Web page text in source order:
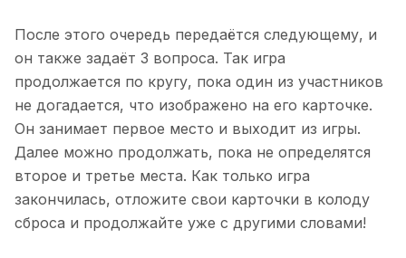
После этого очередь передаётся следующему, и
он также задаёт 3 вопроса. Так игра
продолжается по кругу, пока один из участников
не догадается, что изображено на его карточке.
Он занимает первое место и выходит из игры.
Далее можно продолжать, пока не определятся
второе и третье места. Как только игра
закончилась, отложите свои карточки в колоду
сброса и продолжайте уже с другими словами!